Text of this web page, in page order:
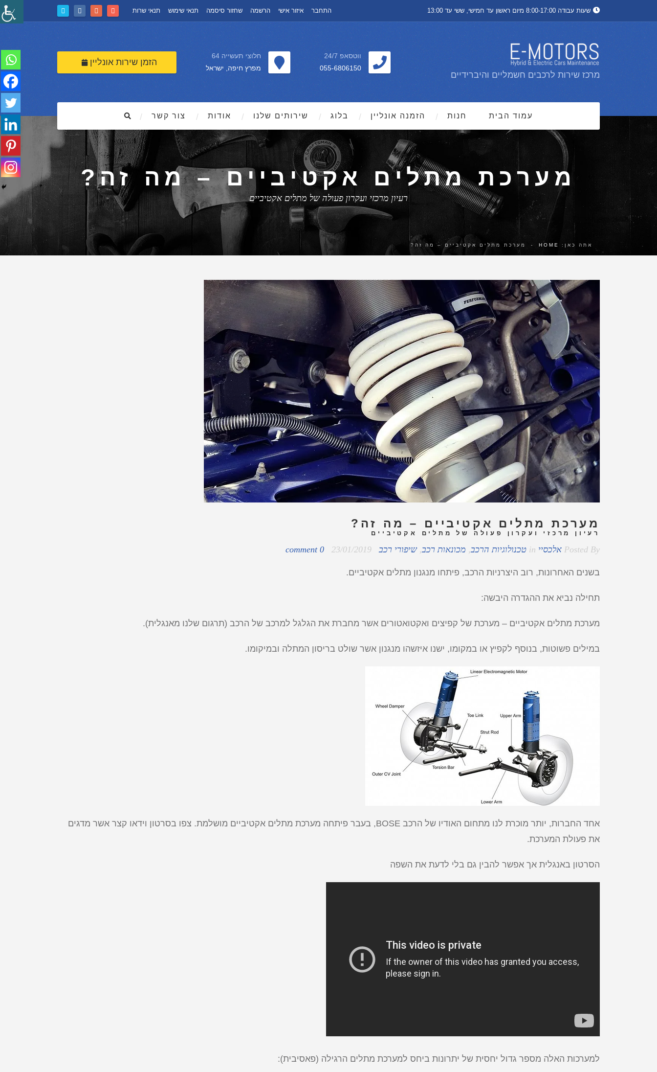
שעות עבודה 8:00-17:00 מיום ראשון עד חמישי, ששי עד 13:00 התחבר איזור אישי הרשמה שחזור סיסמה תנאי שימוש תנאי שרות
מרכז שירות לרכבים חשמליים והיברידיים
ווטסאפ 24/7
055-6806150
חלוצי תעשייה 64
מפרץ חיפה, ישראל
הזמן שירות אונליין
עמוד הבית חנות הזמנה אונליין בלוג שירותים שלנו אודות צור קשר
מערכת מתלים אקטיביים – מה זה?
רעיון מרכזי ועקרון פעולה של מתלים אקטיביים
אתה כאן: HOME
- מערכת מתלים אקטיביים – מה זה?
מערכת מתלים אקטיביים – מה זה?
רעיון מרכזי ועקרון פעולה של מתלים אקטיביים
Posted By אלכסיי in טכנולוגיות הרכב, מכונאות רכב,שיפורי רכב 23/01/2019
0 comment
בשנים האחרונות, רוב היצרניות הרכב, פיתחו מנגנון מתלים אקטיביים.
תחילה נביא את ההגדרה היבשה:
מערכת מתלים אקטיביים – מערכת של קפיצים ואקטואטורים אשר מחברת את הגלגל למרכב של הרכב (תרגום שלנו מאנגלית).
במילים פשוטות, בנוסף לקפיץ או במקומו, ישנו איזשהו מנגנון אשר שולט בריסון המתלה ובמיקומו.
אחד החברות, יותר מוכרת לנו מתחום האודיו של הרכב BOSE, בעבר פיתחה מערכת מתלים אקטיביים מושלמת. צפו בסרטון וידאו קצר אשר מדגים
את פעולת המערכת.
הסרטון באנגלית אך אפשר להבין גם בלי לדעת את השפה
למערכות האלה מספר גדול יחסית של יתרונות ביחס למערכת מתלים הרגילה (פאסיבית):